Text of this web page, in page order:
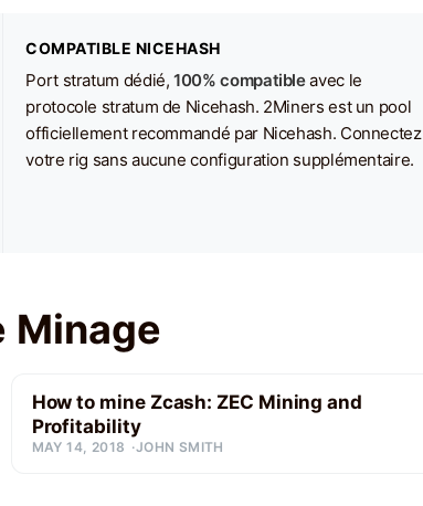
COMPATIBLE NICEHASH
Port stratum dédié,100% compatibleavec le
protocole stratum de Nicehash. 2Miners est un pool
officiellement recommandé par Nicehash. Connectez
votre rig sans aucune configuration supplémentaire.
Minage
How to mine Zcash: ZEC Mining and
Profitability
MAY 14, 2018 JOHN SMITH